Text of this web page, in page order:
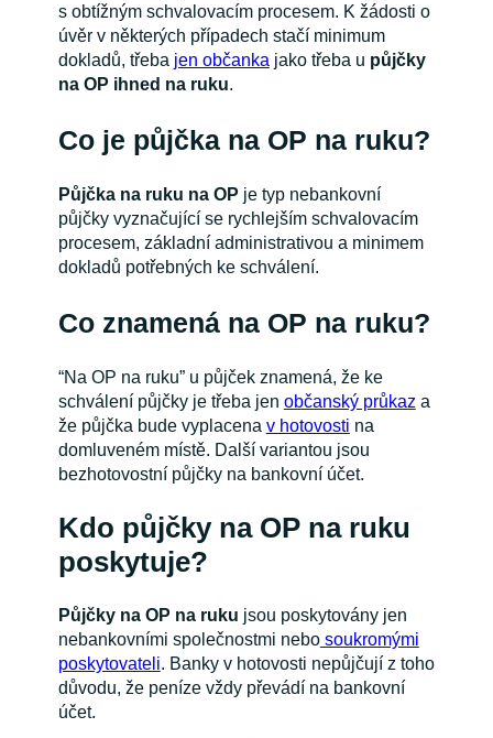
s obtížným schvalovacím procesem. K žádosti o
úvěr v některých případech stačí minimum
dokladů, třeba jen občanka jako třeba u půjčky
na OP ihned na ruku.
Co je půjčka na OP na ruku?
Půjčka na ruku na OP je typ nebankovní
půjčky vyznačující se rychlejším schvalovacím
procesem, základní administrativou a minimem
dokladů potřebných ke schválení.
Co znamená na OP na ruku?
“Na OP na ruku” u půjček znamená, že ke
schválení půjčky je třeba jen občanský průkaz a
že půjčka bude vyplacena v hotovosti na
domluveném místě. Další variantou jsou
bezhotovostní půjčky na bankovní účet.
Kdo půjčky na OP na ruku
poskytuje?
Půjčky na OP na ruku jsou poskytovány jen
nebankovními společnostmi nebosoukromými
poskytovateli. Banky v hotovosti nepůjčují z toho
důvodu, že peníze vždy převádí na bankovní
účet.